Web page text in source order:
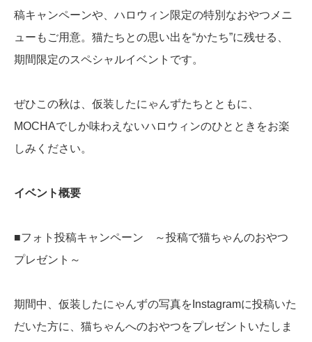
稿キャンペーンや、ハロウィン限定の特別なおやつメニ
ューもご用意。猫たちとの思い出を“かたち”に残せる、
期間限定のスペシャルイベントです。
ぜひこの秋は、仮装したにゃんずたちとともに、
MOCHAでしか味わえないハロウィンのひとときをお楽
しみください。
イベント概要
■フォト投稿キャンペーン ～投稿で猫ちゃんのおやつ
プレゼント～
期間中、仮装したにゃんずの写真をInstagramに投稿いた
だいた方に、猫ちゃんへのおやつをプレゼントいたしま